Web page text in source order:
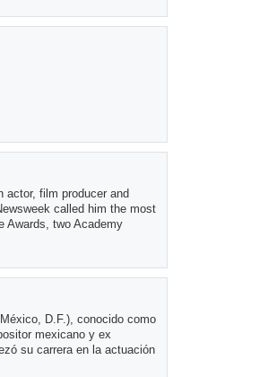
actor, film producer and
called him the most
Awards, two Academy
D.F.), conocido como
mexicano y ex
su carrera en la actuación